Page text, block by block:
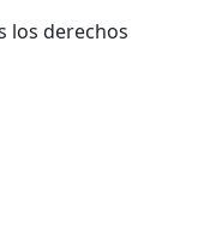
los derechos